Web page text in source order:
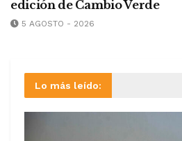
edición de Cambio Verde
5 AGOSTO - 2026
Lo más leído: